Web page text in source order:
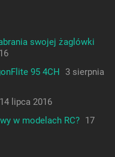
swojej żaglówki
95 4CH 3 sierpnia
14 lipca 2016
w modelach RC? 17